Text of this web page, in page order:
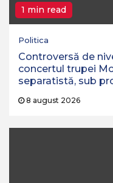
1 min read
Politica
Controversă de
concertul trupei
separatistă, sub
8 august 2026